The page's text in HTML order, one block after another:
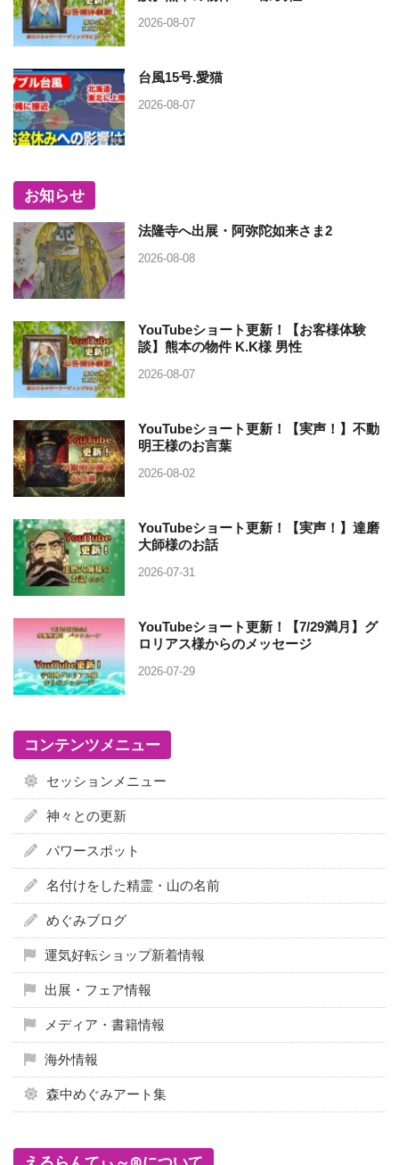
2026-08-07
台風15号.愛猫
2026-08-07
お知らせ
法隆寺へ出展・阿弥陀如来さま2
2026-08-08
YouTubeショート更新！【お客様体験
談】熊本の物件 K.K様 男性
2026-08-07
YouTubeショート更新！【実声！】不動
明王様のお言葉
2026-08-02
YouTubeショート更新！【実声！】達磨
大師様のお話
2026-07-31
YouTubeショート更新！【7/29満月】グ
ロリアス様からのメッセージ
2026-07-29
コンテンツメニュー
セッションメニュー
神々との更新
パワースポット
名付けをした精霊・山の名前
めぐみブログ
運気好転ショップ新着情報
出展・フェア情報
メディア・書籍情報
海外情報
森中めぐみアート集